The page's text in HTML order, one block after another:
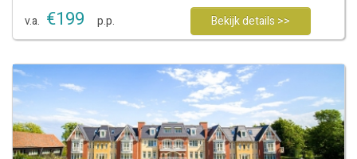
v.a. €199 p.p. Bekijk details >>